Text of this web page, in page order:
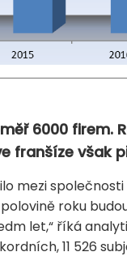
6000 firem.
franšíze však
mezi
roku
let,“ říká
11 526